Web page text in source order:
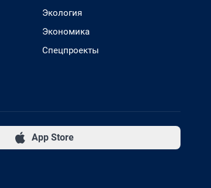
Экология
Экономика
Спецпроекты
App Store